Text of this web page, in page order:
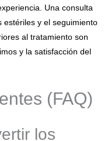
Una consulta
estériles y el seguimiento
al tratamiento son
y la satisfacción del
(FAQ)
los